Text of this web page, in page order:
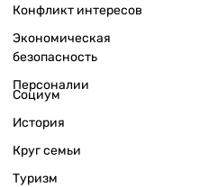
Конфликт интересов
Экономическая
безопасность
Персоналии
Социум
История
Круг семьи
Туризм